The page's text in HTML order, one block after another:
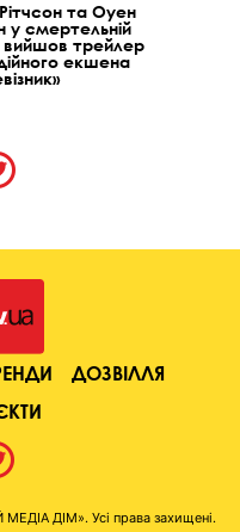
та Оуен
у смертельній
вийшов трейлер
екшена
ДОЗВІЛЛЯ
ДІМ». Усі права захищені.